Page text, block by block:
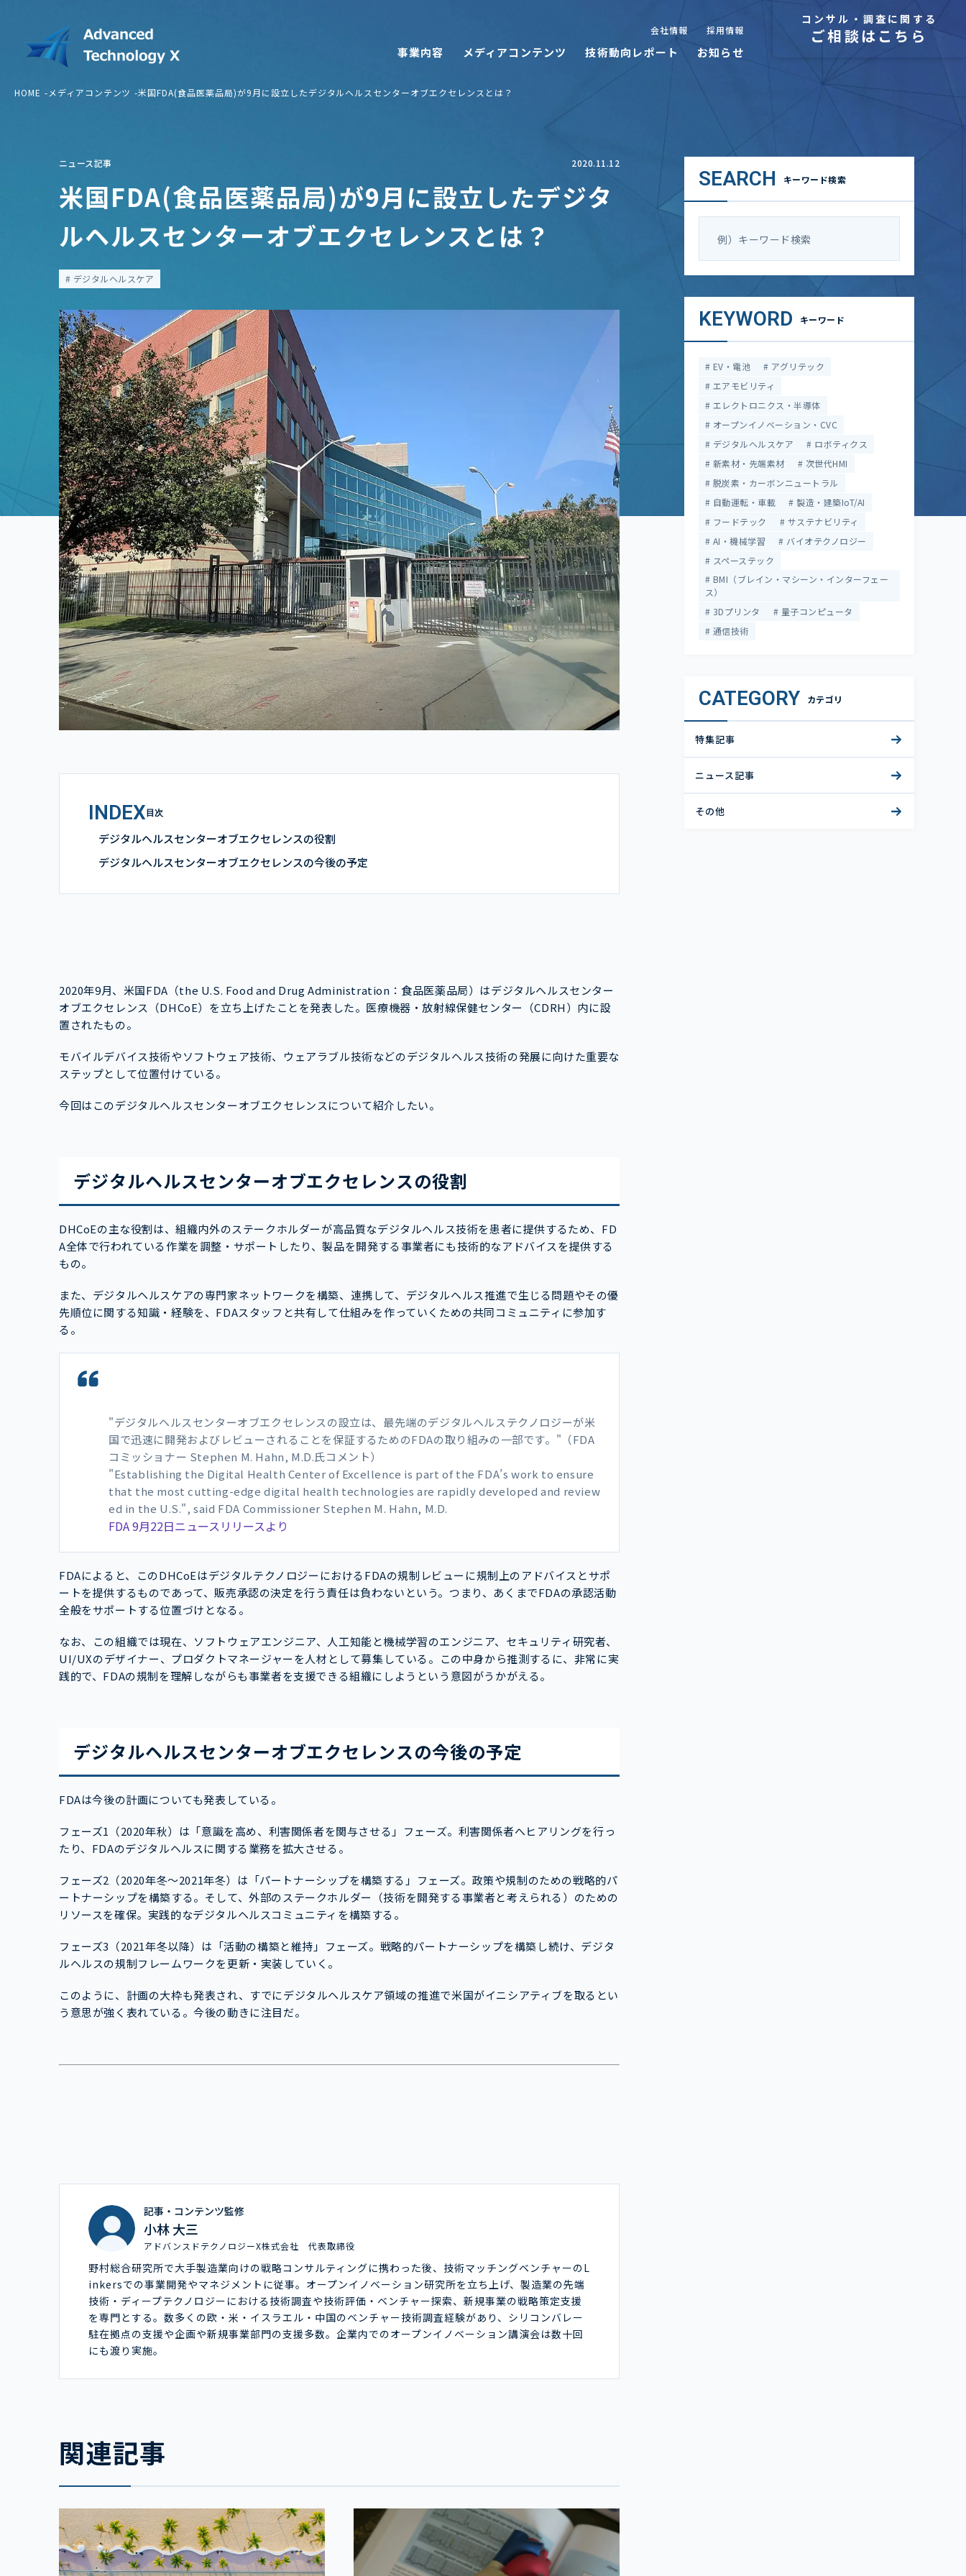
事業内容 メディアコンテンツ 技術動向レポート お知らせ
会社情報 採用情報
コンサル・調査に関する
ご相談はこちら
HOME メディアコンテンツ 米国FDA(食品医薬品局)が9月に設立したデジタルヘルスセンターオブエクセレンスとは？
ニュース記事 2020.11.12
米国FDA(食品医薬品局)が9月に設立したデジタ
ルヘルスセンターオブエクセレンスとは？
デジタルヘルスケア
INDEX目次
デジタルヘルスセンターオブエクセレンスの役割
デジタルヘルスセンターオブエクセレンスの今後の予定
2020年9月、米国FDA（the U.S. Food and Drug Administration：食品医薬品局）はデジタルヘルスセンター
オブエクセレンス（DHCoE）を立ち上げたことを発表した。医療機器・放射線保健センター（CDRH）内に設
置されたもの。
モバイルデバイス技術やソフトウェア技術、ウェアラブル技術などのデジタルヘルス技術の発展に向けた重要な
ステップとして位置付けている。
今回はこのデジタルヘルスセンターオブエクセレンスについて紹介したい。
デジタルヘルスセンターオブエクセレンスの役割
DHCoEの主な役割は、組織内外のステークホルダーが高品質なデジタルヘルス技術を患者に提供するため、FD
A全体で行われている作業を調整・サポートしたり、製品を開発する事業者にも技術的なアドバイスを提供する
もの。
また、デジタルヘルスケアの専門家ネットワークを構築、連携して、デジタルヘルス推進で生じる問題やその優
先順位に関する知識・経験を、FDAスタッフと共有して仕組みを作っていくための共同コミュニティに参加す
る。
"デジタルヘルスセンターオブエクセレンスの設立は、最先端のデジタルヘルステクノロジーが米
国で迅速に開発およびレビューされることを保証するためのFDAの取り組みの一部です。"（FDA
コミッショナー Stephen M. Hahn, M.D.氏コメント）
"Establishing the Digital Health Center of Excellence is part of the FDA’s work to ensure
that the most cutting-edge digital health technologies are rapidly developed and review
ed in the U.S.", said FDA Commissioner Stephen M. Hahn, M.D.
FDA 9月22日ニュースリリースより
FDAによると、このDHCoEはデジタルテクノロジーにおけるFDAの規制レビューに規制上のアドバイスとサポ
ートを提供するものであって、販売承認の決定を行う責任は負わないという。つまり、あくまでFDAの承認活動
全般をサポートする位置づけとなる。
なお、この組織では現在、ソフトウェアエンジニア、人工知能と機械学習のエンジニア、セキュリティ研究者、
UI/UXのデザイナー、プロダクトマネージャーを人材として募集している。この中身から推測するに、非常に実
践的で、FDAの規制を理解しながらも事業者を支援できる組織にしようという意図がうかがえる。
デジタルヘルスセンターオブエクセレンスの今後の予定
FDAは今後の計画についても発表している。
フェーズ1（2020年秋）は「意識を高め、利害関係者を関与させる」フェーズ。利害関係者へヒアリングを行っ
たり、FDAのデジタルヘルスに関する業務を拡大させる。
フェーズ2（2020年冬～2021年冬）は「パートナーシップを構築する」フェーズ。政策や規制のための戦略的パ
ートナーシップを構築する。そして、外部のステークホルダー（技術を開発する事業者と考えられる）のための
リソースを確保。実践的なデジタルヘルスコミュニティを構築する。
フェーズ3（2021年冬以降）は「活動の構築と維持」フェーズ。戦略的パートナーシップを構築し続け、デジタ
ルヘルスの規制フレームワークを更新・実装していく。
このように、計画の大枠も発表され、すでにデジタルヘルスケア領域の推進で米国がイニシアティブを取るとい
う意思が強く表れている。今後の動きに注目だ。
記事・コンテンツ監修
小林 大三
アドバンスドテクノロジーX株式会社 代表取締役
野村総合研究所で大手製造業向けの戦略コンサルティングに携わった後、技術マッチングベンチャーのL
inkersでの事業開発やマネジメントに従事。オープンイノベーション研究所を立ち上げ、製造業の先端
技術・ディープテクノロジーにおける技術調査や技術評価・ベンチャー探索、新規事業の戦略策定支援
を専門とする。数多くの欧・米・イスラエル・中国のベンチャー技術調査経験があり、シリコンバレー
駐在拠点の支援や企画や新規事業部門の支援多数。企業内でのオープンイノベーション講演会は数十回
にも渡り実施。
関連記事
SEARCH キーワード検索
KEYWORD キーワード
EV・電池
アグリテック
エアモビリティ
エレクトロニクス・半導体
オープンイノベーション・CVC
デジタルヘルスケア
ロボティクス
新素材・先端素材
次世代HMI
脱炭素・カーボンニュートラル
自動運転・車載
製造・建築IoT/AI
フードテック
サステナビリティ
AI・機械学習
バイオテクノロジー
スペーステック
BMI（ブレイン・マシーン・インターフェー
ス）
3Dプリンタ
量子コンピュータ
通信技術
CATEGORY カテゴリ
特集記事
ニュース記事
その他